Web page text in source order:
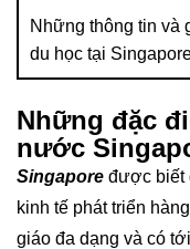
Những thông tin và
du học tại
Những đặc
nước
Singapore được biết
kinh tế phát triển
giáo đa dạng và có